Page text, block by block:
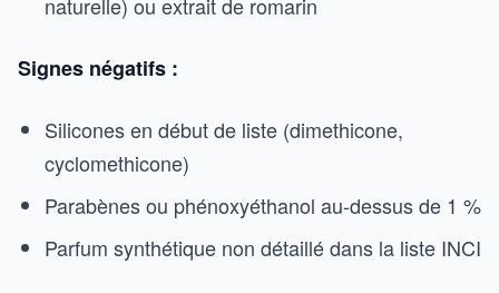
Signes négatifs :
Silicones en début de liste (dimethicone,
cyclomethicone)
Parabènes ou phénoxyéthanol au-dessus de 1 %
Parfum synthétique non détaillé dans la liste INCI